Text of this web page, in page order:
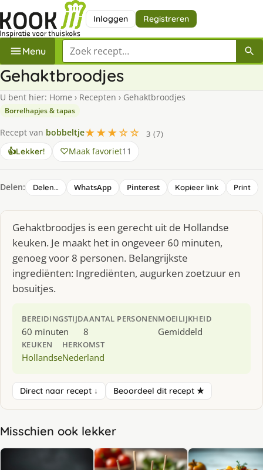
Inloggen Registreren
Menu Zoek een recept
Gehaktbroodjes
U bent hier: Home › Recepten › Gehaktbroodjes
Borrelhapjes & tapas
Recept van bobbeltje★★★☆☆
3 (7)
👍Lekker! Maak favoriet11
Delen: Delen… WhatsApp Pinterest Kopieer link Print
Gehaktbroodjes is een gerecht uit de Hollandse
keuken. Je maakt het in ongeveer 60 minuten,
genoeg voor 8 personen. Belangrijkste
ingrediënten: Ingrediënten, augurken zoetzuur en
bosuitjes.
BEREIDINGSTIJD
60 minuten
AANTAL PERSONEN
8
MOEILIJKHEID
Gemiddeld
KEUKEN
Hollandse
HERKOMST
Nederland
Direct naar recept ↓ Beoordeel dit recept ★
Misschien ook lekker